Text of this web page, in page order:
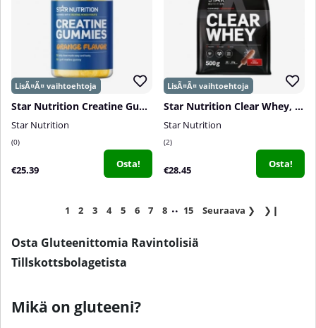
Star Nutrition Creatine Gummies, 75 kpl
Star Nutrition
0
€25.39 Osta!
Star Nutrition Clear Whey, 500 g
Star Nutrition
2
€28.45 Osta!
1 2 3 4 5 6 7 8 .. 15 Seuraava ❯ ❯❙
Osta Gluteenittomia Ravintolisiä
Tillskottsbolagetista
Mikä on gluteeni?